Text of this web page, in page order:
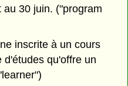
au 30 juin. ("program
inscrite à un cours
d'études qu'offre un